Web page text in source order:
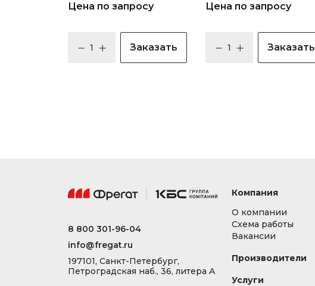
Цена по запросу
Заказать
Цена по запросу
Заказать
8 800 301-96-04
info@fregat.ru
197101, Санкт-Петербург,
Петроградская наб., 36, литера А
Компания
О компании
Схема работы
Вакансии
Производители
Услуги